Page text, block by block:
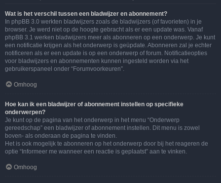
Wat is het verschil tussen een bladwijzer en abonnement?
In phpBB 3.0 werkten bladwijzers zoals de bladwijzers (of favorieten) in je
browser. Je werd niet op de hoogte gebracht als er een update was. Vanaf
phpBB 3.1 werken bladwijzers meer als abonneren op een onderwerp. Je kunt
een notificatie krijgen als het onderwerp is geüpdate. Abonneren zal je echter
notificeren als er een update is op een onderwerp of forum. Notificatieopties
voor bladwijzers en abonnementen kunnen ingesteld worden via het
gebruikerspaneel onder “Forumvoorkeuren”.
Omhoog
Hoe kan ik een bladwijzer of abonnement instellen op specifieke
onderwerpen?
Je kunt op de pagina van het onderwerp in het menu “Onderwerp
gereedschap” een bladwijzer of abonnement instellen. Dit menu is zowel
boven- als onderaan de pagina te vinden.
Het is ook mogelijk te abonneren op het onderwerp door bij het reageren de
optie “Informeer me wanneer een reactie is geplaatst” aan te vinken.
Omhoog